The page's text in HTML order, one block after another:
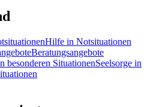
Hilfe in Notsituationen
Beratungsangebote
Seelsorge in